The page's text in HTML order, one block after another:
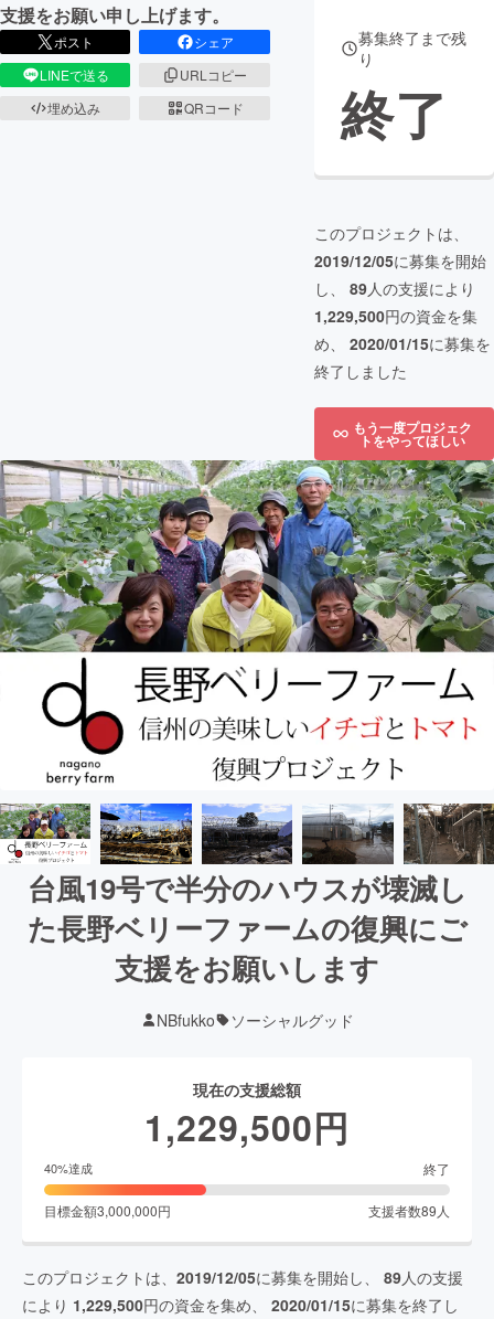
支援をお願い申し上げます。
ポスト
シェア
LINEで送る
URLコピー
埋め込み
QRコード
募集終了まで残
り
終了
このプロジェクトは、
2019/12/05に募集を開始
し、 89人の支援により
1,229,500円の資金を集
め、 2020/01/15に募集を
終了しました
もう一度プロジェク
トをやってほしい
台風19号で半分のハウスが壊滅し
た長野ベリーファームの復興にご
支援をお願いします
NBfukko ソーシャルグッド
現在の支援総額
1,229,500円
40%達成 終了
目標金額3,000,000円 支援者数89 人
このプロジェクトは、 2019/12/05に募集を開始し、 89人の支援
により 1,229,500円の資金を集め、 2020/01/15に募集を終了し